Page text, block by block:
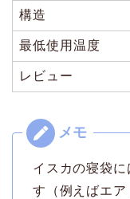
構造
最低使用温度
レビュー
イスカの寝袋に
す（例えばエア